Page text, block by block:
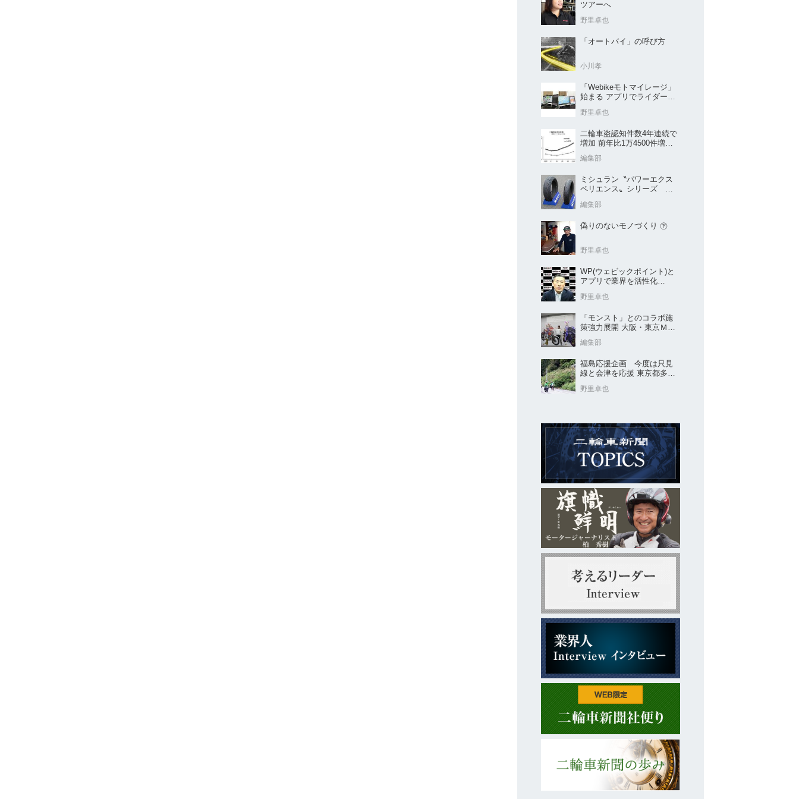
ツアーへ
野里卓也
「オートバイ」の呼び方
小川孝
「Webikeモトマイレージ」
始まる アプリでライダーと
野里卓也
二輪車盗認知件数4年連続で
増加 前年比1万4500件増／
編集部
ミシュラン〝パワーエクス
ペリエンス〟シリーズ
売
編集部
偽りのないモノづくり ㊦
野里卓也
WP(ウェビックポイント)と
アプリで業界を活性化
野里卓也
「モンスト」とのコラボ施
策強力展開 大阪・東京ＭＣ
編集部
福島応援企画 今度は只見
線と会津を応援 東京都多摩
野里卓也